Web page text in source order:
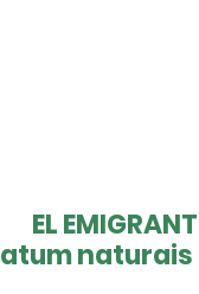
EL
atum naturais